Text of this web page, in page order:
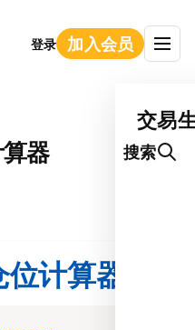
登录 加入会员
交易
搜索
器
计算器